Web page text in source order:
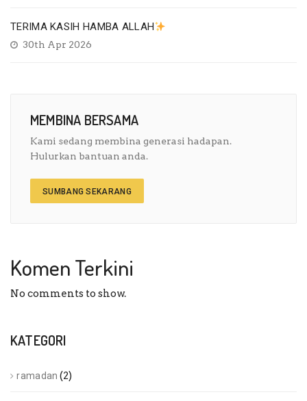
TERIMA KASIH HAMBA ALLAH
30th Apr 2026
MEMBINA BERSAMA
Kami sedang membina generasi hadapan.
Hulurkan bantuan anda.
SUMBANG SEKARANG
Komen Terkini
No comments to show.
KATEGORI
ramadan (2)